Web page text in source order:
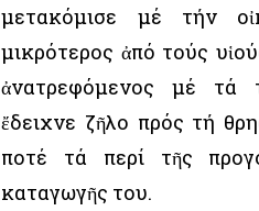
μετακόμισε μέ τήν
μικρότερος ἀπό τούς
ἀνατρεφόμενος μέ τά
ἔδειχνε ζῆλο πρός τή
ποτέ τά περί τῆς
καταγωγῆς του.